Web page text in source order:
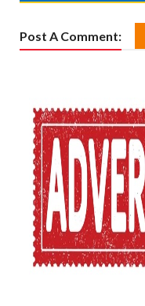
Post A Comment: